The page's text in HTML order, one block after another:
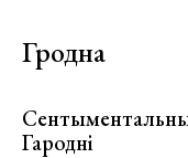
Гродна
Гародні